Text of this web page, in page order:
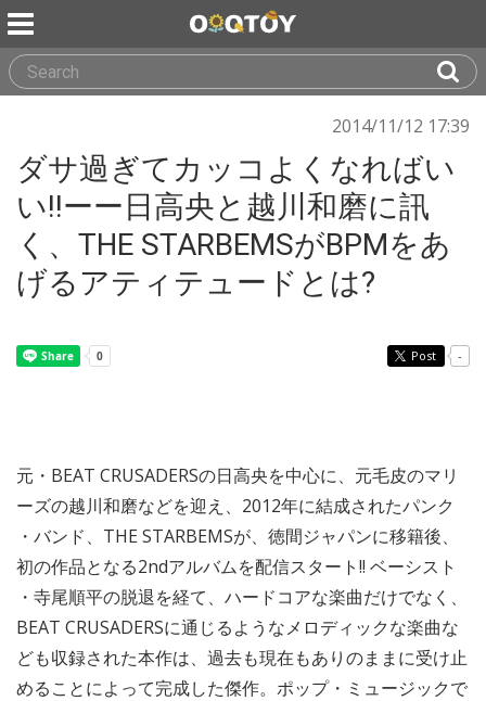
2014/11/12 17:39
ダサ過ぎてカッコよくなればい
い!!ーー日高央と越川和磨に訊
く、THE STARBEMSがBPMをあ
げるアティテュードとは?
Post -
元・BEAT CRUSADERSの日高央を中心に、元毛皮のマリ
ーズの越川和磨などを迎え、2012年に結成されたパンク
・バンド、THE STARBEMSが、徳間ジャパンに移籍後、
初の作品となる2ndアルバムを配信スタート!! ベーシスト
・寺尾順平の脱退を経て、ハードコアな楽曲だけでなく、
BEAT CRUSADERSに通じるようなメロディックな楽曲な
ども収録された本作は、過去も現在もありのままに受け止
めることによって完成した傑作。ポップ・ミュージックで